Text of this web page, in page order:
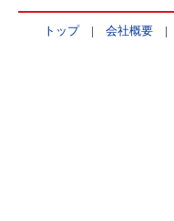
トップ| 会社概要|